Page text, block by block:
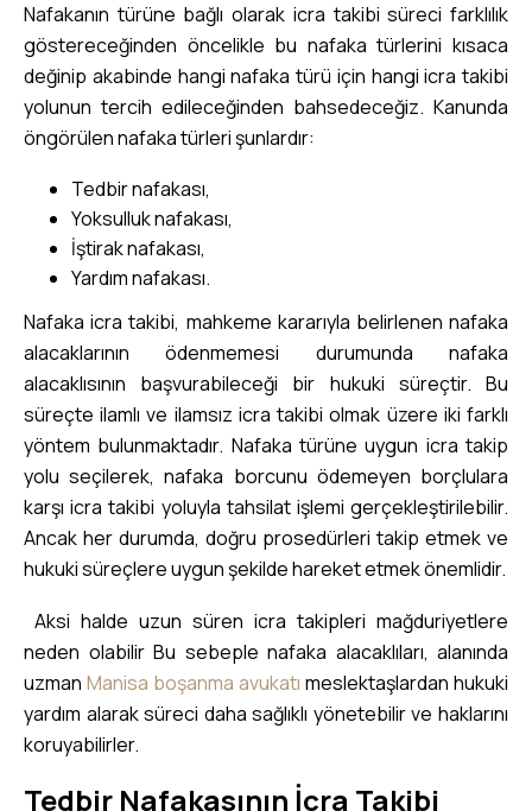
Nafakanın türüne bağlı olarak icra takibi süreci farklılık
göstereceğinden öncelikle bu nafaka türlerini kısaca
değinip akabinde hangi nafaka türü için hangi icra takibi
yolunun tercih edileceğinden bahsedeceğiz. Kanunda
öngörülen nafaka türleri şunlardır:
Tedbir nafakası,
Yoksulluk nafakası,
İştirak nafakası,
Yardım nafakası.
Nafaka icra takibi, mahkeme kararıyla belirlenen nafaka
alacaklarının ödenmemesi durumunda nafaka
alacaklısının başvurabileceği bir hukuki süreçtir. Bu
süreçte ilamlı ve ilamsız icra takibi olmak üzere iki farklı
yöntem bulunmaktadır. Nafaka türüne uygun icra takip
yolu seçilerek, nafaka borcunu ödemeyen borçlulara
karşı icra takibi yoluyla tahsilat işlemi gerçekleştirilebilir.
Ancak her durumda, doğru prosedürleri takip etmek ve
hukuki süreçlere uygun şekilde hareket etmek önemlidir.
Aksi halde uzun süren icra takipleri mağduriyetlere
neden olabilir Bu sebeple nafaka alacaklıları, alanında
uzman Manisa boşanma avukatı meslektaşlardan hukuki
yardım alarak süreci daha sağlıklı yönetebilir ve haklarını
koruyabilirler.
Tedbir Nafakasının İcra Takibi